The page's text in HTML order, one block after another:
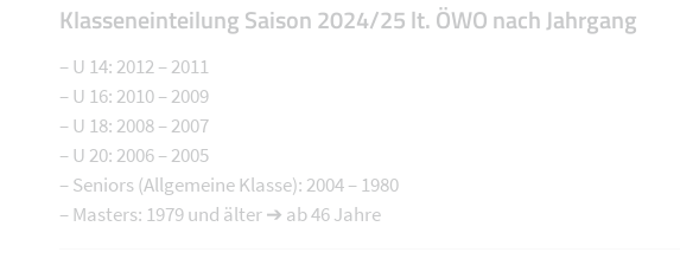
Klasseneinteilung Saison 2024/25 lt. ÖWO nach Jahrgang
– U 14: 2012 – 2011
– U 16: 2010 – 2009
– U 18: 2008 – 2007
– U 20: 2006 – 2005
– Seniors (Allgemeine Klasse): 2004 – 1980
– Masters: 1979 und älter ➔ ab 46 Jahre